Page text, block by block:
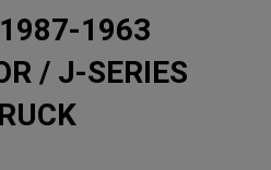
1987-1963 JEEP
/ J-SERIES